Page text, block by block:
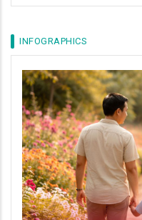
INFOGRAPHICS